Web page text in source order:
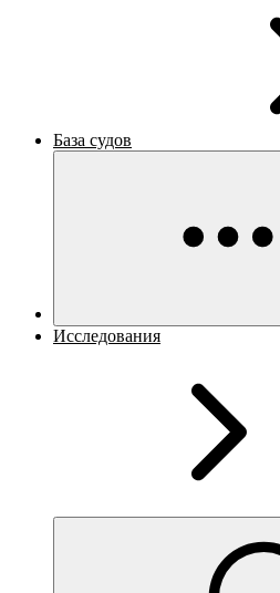
База судов
Исследования